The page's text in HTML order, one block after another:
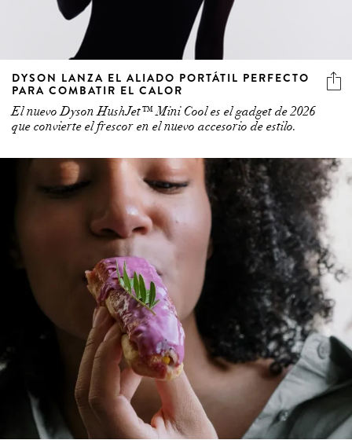
DYSON LANZA EL ALIADO PORTÁTIL PERFECTO
PARA COMBATIR EL CALOR
El nuevo Dyson HushJet™ Mini Cool es el gadget de 2026
que convierte el frescor en el nuevo accesorio de estilo.